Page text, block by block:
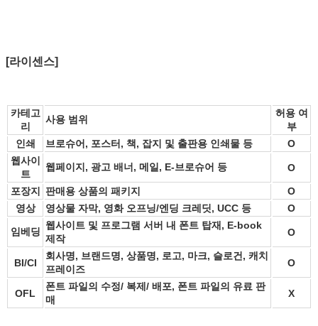
[라이센스]
카테고
리
사용 범위
허용 여
부
인쇄
브로슈어, 포스터, 책, 잡지 및 출판용 인쇄물 등
O
웹사이
트
웹페이지, 광고 배너, 메일, E-브로슈어 등 O
포장지 판매용 상품의 패키지
O
영상
영상물 자막, 영화 오프닝/엔딩 크레딧, UCC 등 O
임베딩
웹사이트 및 프로그램 서버 내 폰트 탑재, E-book
제작
O
BI/CI
회사명, 브랜드명, 상품명, 로고, 마크, 슬로건, 캐치
프레이즈
O
OFL
폰트 파일의 수정/ 복제/ 배포, 폰트 파일의 유료 판
매
X